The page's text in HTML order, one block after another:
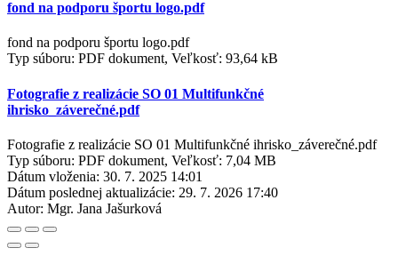
fond na podporu športu logo.pdf
fond na podporu športu logo.pdf
Typ súboru: PDF dokument, Veľkosť: 93,64 kB
Fotografie z realizácie SO 01 Multifunkčné
ihrisko_záverečné.pdf
Fotografie z realizácie SO 01 Multifunkčné ihrisko_záverečné.pdf
Typ súboru: PDF dokument, Veľkosť: 7,04 MB
Dátum vloženia: 30. 7. 2025 14:01
Dátum poslednej aktualizácie: 29. 7. 2026 17:40
Autor: Mgr. Jana Jašurková